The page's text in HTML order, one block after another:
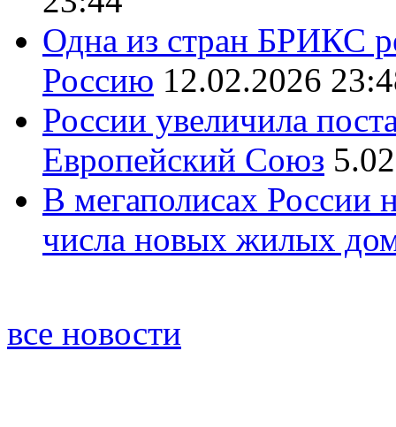
Одна из стран БРИКС
Россию 12.02.2026
России увеличила
Европейский Союз
В мегаполисах России
числа новых жилых
все новости